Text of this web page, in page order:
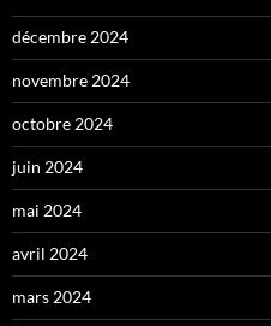
décembre 2024
novembre 2024
octobre 2024
juin 2024
mai 2024
avril 2024
mars 2024